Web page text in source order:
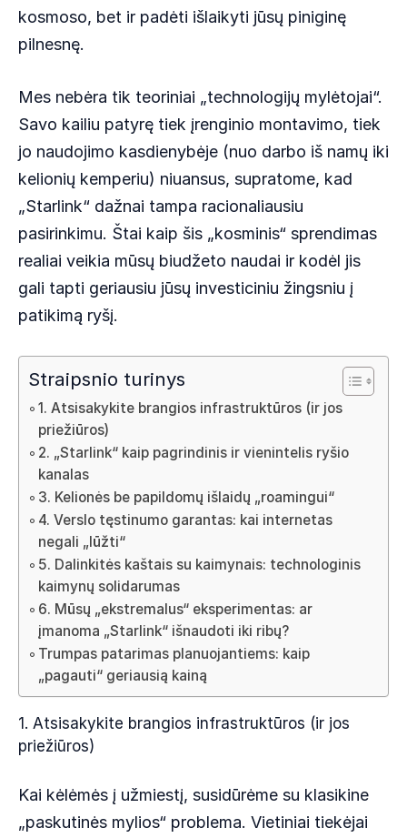
kosmoso, bet ir padėti išlaikyti jūsų piniginę
pilnesnę.
Mes nebėra tik teoriniai „technologijų mylėtojai“.
Savo kailiu patyrę tiek įrenginio montavimo, tiek
jo naudojimo kasdienybėje (nuo darbo iš namų iki
kelionių kemperiu) niuansus, supratome, kad
„Starlink“ dažnai tampa racionaliausiu
pasirinkimu. Štai kaip šis „kosminis“ sprendimas
realiai veikia mūsų biudžeto naudai ir kodėl jis
gali tapti geriausiu jūsų investiciniu žingsniu į
patikimą ryšį.
Straipsnio turinys
1. Atsisakykite brangios infrastruktūros (ir jos
priežiūros)
2. „Starlink“ kaip pagrindinis ir vienintelis ryšio
kanalas
3. Kelionės be papildomų išlaidų „roamingui“
4. Verslo tęstinumo garantas: kai internetas
negali „lūžti“
5. Dalinkitės kaštais su kaimynais: technologinis
kaimynų solidarumas
6. Mūsų „ekstremalus“ eksperimentas: ar
įmanoma „Starlink“ išnaudoti iki ribų?
Trumpas patarimas planuojantiems: kaip
„pagauti“ geriausią kainą
1. Atsisakykite brangios infrastruktūros (ir jos
priežiūros)
Kai kėlėmės į užmiestį, susidūrėme su klasikine
„paskutinės mylios“ problema. Vietiniai tiekėjai